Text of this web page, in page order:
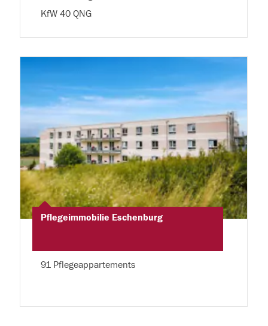
KfW 40 QNG
Pflegeimmobilie Eschenburg
91 Pflegeappartements